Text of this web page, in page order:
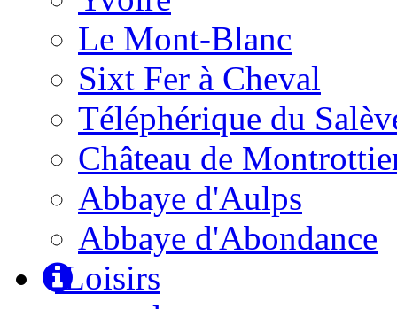
Le Mont-Blanc
Sixt Fer à Cheval
Téléphérique du
Château de
Abbaye d'Aulps
Abbaye d'Abondance
Loisirs